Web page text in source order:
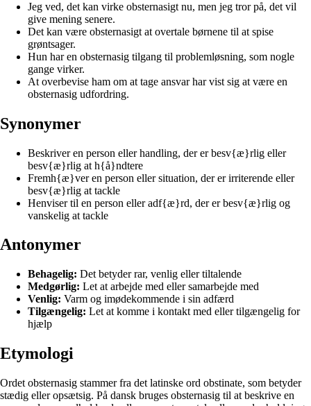
Jeg ved, det kan virke obsternasigt nu, men jeg tror på, det vil
give mening senere.
Det kan være obsternasigt at overtale børnene til at spise
grøntsager.
Hun har en obsternasig tilgang til problemløsning, som nogle
gange virker.
At overbevise ham om at tage ansvar har vist sig at være en
obsternasig udfordring.
Synonymer
Beskriver en person eller handling, der er besv{æ}rlig eller
besv{æ}rlig at h{å}ndtere
Fremh{æ}ver en person eller situation, der er irriterende eller
besv{æ}rlig at tackle
Henviser til en person eller adf{æ}rd, der er besv{æ}rlig og
vanskelig at tackle
Antonymer
Behagelig: Det betyder rar, venlig eller tiltalende
Medgørlig: Let at arbejde med eller samarbejde med
Venlig: Varm og imødekommende i sin adfærd
Tilgængelig: Let at komme i kontakt med eller tilgængelig for
hjælp
Etymologi
Ordet obsternasig stammer fra det latinske ord obstinate, som betyder
stædig eller opsætsig. På dansk bruges obsternasig til at beskrive en